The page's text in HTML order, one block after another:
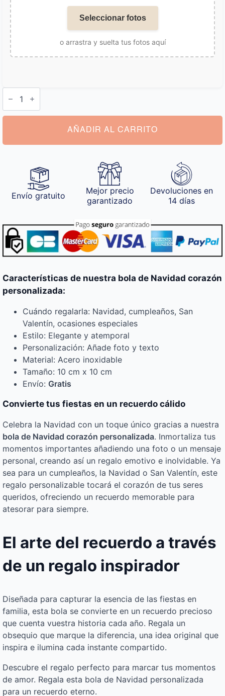
Seleccionar fotos
o arrastra y suelta tus fotos aquí
Bola
de
Navidad
Corazón
AÑADIR AL CARRITO
Envío gratuito
Mejor precio
garantizado
Devoluciones en
14 días
Características de nuestra bola de Navidad corazón
personalizada:
Cuándo regalarla: Navidad, cumpleaños, San
Valentín, ocasiones especiales
Estilo: Elegante y atemporal
Personalización: Añade foto y texto
Material: Acero inoxidable
Tamaño: 10 cm x 10 cm
Envío: Gratis
Convierte tus fiestas en un recuerdo cálido
Celebra la Navidad con un toque único gracias a nuestra
bola de Navidad corazón personalizada. Inmortaliza tus
momentos importantes añadiendo una foto o un mensaje
personal, creando así un regalo emotivo e inolvidable. Ya
sea para un cumpleaños, la Navidad o San Valentín, este
regalo personalizable tocará el corazón de tus seres
queridos, ofreciendo un recuerdo memorable para
atesorar para siempre.
El arte del recuerdo a través
de un regalo inspirador
Diseñada para capturar la esencia de las fiestas en
familia, esta bola se convierte en un recuerdo precioso
que cuenta vuestra historia cada año. Regala un
obsequio que marque la diferencia, una idea original que
inspira e ilumina cada instante compartido.
Descubre el regalo perfecto para marcar tus momentos
de amor. Regala esta bola de Navidad personalizada
para un recuerdo eterno.